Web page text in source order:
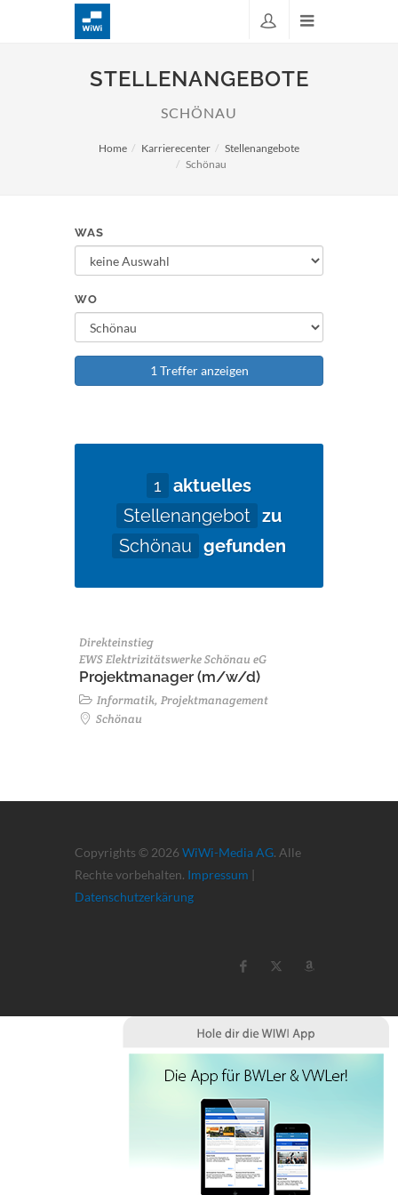
STELLENANGEBOTE
SCHÖNAU
Home Karrierecenter
Stellenangebote
Schönau
WAS
WO
1 Treffer anzeigen
1 aktuelles
Stellenangebot zu
Schönau gefunden
Direkteinstieg
EWS Elektrizitätswerke Schönau eG
Projektmanager (m/w/d)
Informatik, Projektmanagement
Schönau
Copyrights © 2026 WiWi-Media AG. Alle
Rechte vorbehalten. Impressum |
Datenschutzerkärung